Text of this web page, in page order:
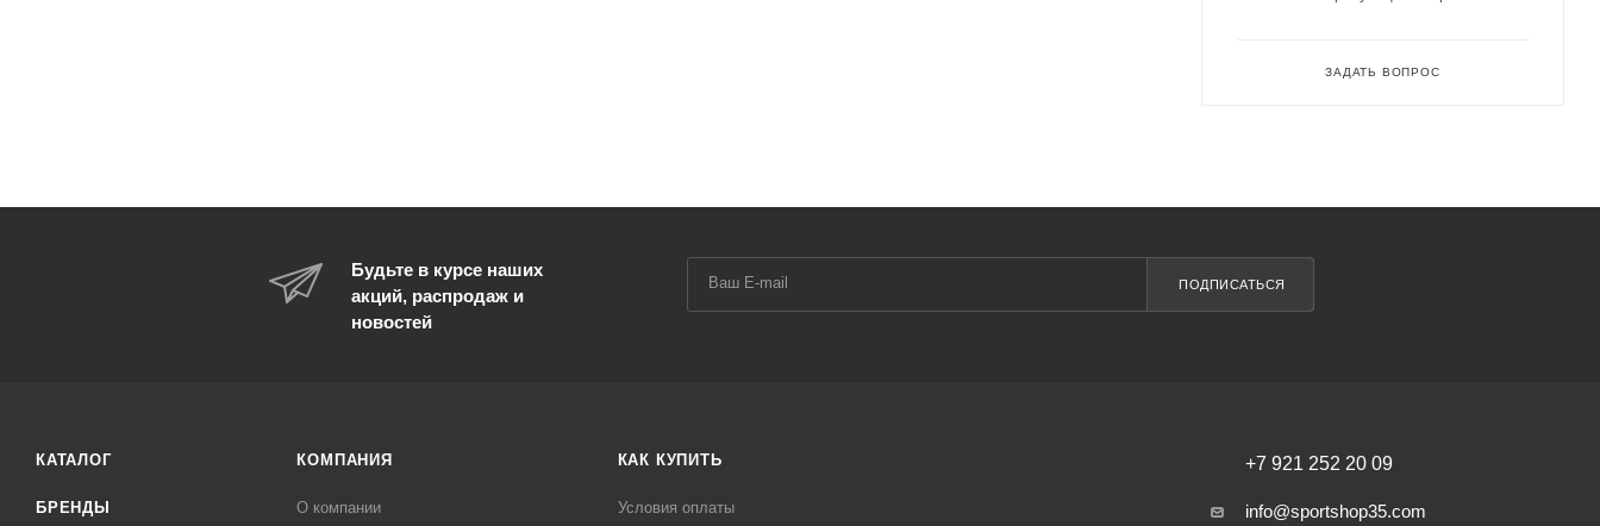
ЗАДАТЬ ВОПРОС
Будьте в курсе наших
акций, распродаж и
новостей
ПОДПИСАТЬСЯ
КАТАЛОГ
БРЕНДЫ
КОМПАНИЯ
О компании
КАК КУПИТЬ
Условия оплаты
+7 921 252 20 09
info@sportshop35.com